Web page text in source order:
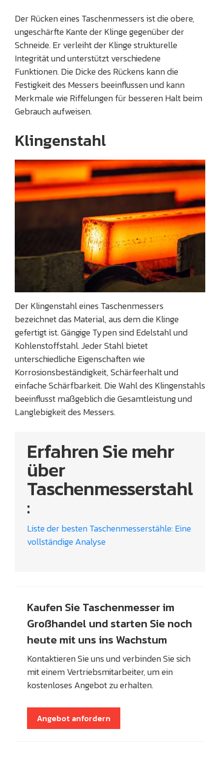
Der Rücken eines Taschenmessers ist die obere,
ungeschärfte Kante der Klinge gegenüber der
Schneide. Er verleiht der Klinge strukturelle
Integrität und unterstützt verschiedene
Funktionen. Die Dicke des Rückens kann die
Festigkeit des Messers beeinflussen und kann
Merkmale wie Riffelungen für besseren Halt beim
Gebrauch aufweisen.
Klingenstahl
Der Klingenstahl eines Taschenmessers
bezeichnet das Material, aus dem die Klinge
gefertigt ist. Gängige Typen sind Edelstahl und
Kohlenstoffstahl. Jeder Stahl bietet
unterschiedliche Eigenschaften wie
Korrosionsbeständigkeit, Schärfeerhalt und
einfache Schärfbarkeit. Die Wahl des Klingenstahls
beeinflusst maßgeblich die Gesamtleistung und
Langlebigkeit des Messers.
Erfahren Sie mehr
über
Taschenmesserstahl
:
Liste der besten Taschenmesserstähle: Eine
vollständige Analyse
Kaufen Sie Taschenmesser im
Großhandel und starten Sie noch
heute mit uns ins Wachstum
Kontaktieren Sie uns und verbinden Sie sich
mit einem Vertriebsmitarbeiter, um ein
kostenloses Angebot zu erhalten.
Angebot anfordern